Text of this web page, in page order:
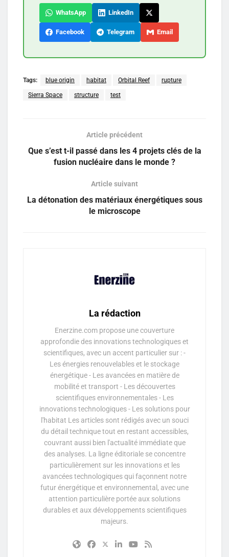
WhatsApp LinkedIn
Facebook Telegram Email
Tags: blue origin habitat Orbital Reef rupture
Sierra Space structure test
Article précédent
Que s’est t-il passé dans les 4 projets clés de la
fusion nucléaire dans le monde ?
Article suivant
La détonation des matériaux énergétiques sous
le microscope
La rédaction
Enerzine.com propose une couverture
approfondie des innovations technologiques et
scientifiques, avec un accent particulier sur : -
Les énergies renouvelables et le stockage
énergétique - Les avancées en matière de
mobilité et transport - Les découvertes
scientifiques environnementales - Les
innovations technologiques - Les solutions pour
l'habitat Les articles sont rédigés avec un souci
du détail technique tout en restant accessibles,
couvrant aussi bien l'actualité immédiate que
des analyses. La ligne éditoriale se concentre
particulièrement sur les innovations et les
avancées technologiques qui façonnent notre
futur énergétique et environnemental, avec une
attention particulière portée aux solutions
durables et aux développements scientifiques
majeurs.